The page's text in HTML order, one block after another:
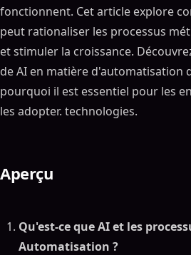
fonctionnent. Cet article explore
peut rationaliser les processus
et stimuler la croissance.
de AI en matière d'automatisation
pourquoi il est essentiel pour les
les adopter. technologies.
Aperçu
Qu'est-ce que AI et les
Automatisation ?